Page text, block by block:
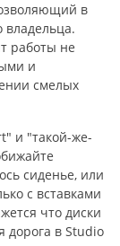
в
владельца.
работы не
и
смелых
и "такой-же-
сиденье, или
с вставками
что диски
дорога в Studio